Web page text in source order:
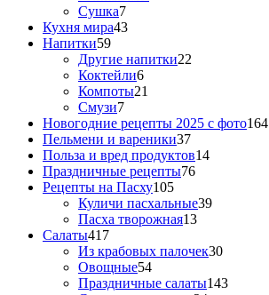
Сушка7
Кухня мира43
Напитки59
Другие напитки22
Коктейли6
Компоты21
Смузи7
Новогодние рецепты 2025 с фото164
Пельмени и вареники37
Польза и вред продуктов14
Праздничные рецепты76
Рецепты на Пасху105
Куличи пасхальные39
Пасха творожная13
Салаты417
Из крабовых палочек30
Овощные54
Праздничные салаты143